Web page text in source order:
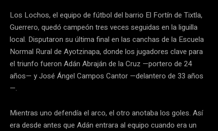
Los Lochos, el equipo de fútbol del barrio El Fortín de Tixtla,
Guerrero, quedó campeón tres veces seguidas en la liguilla
local. Disputaron su última final en las canchas de la Escuela
Normal Rural de Ayotzinapa, donde los jugadores clave para
el triunfo fueron Adán Abraján de la Cruz —portero de 24
años— y José Ángel Campos Cantor —delantero de 33 años
—.
Mientras uno defendía el arco, el otro anotaba los goles. Así
era desde antes que Adán entrara al equipo cuando era un